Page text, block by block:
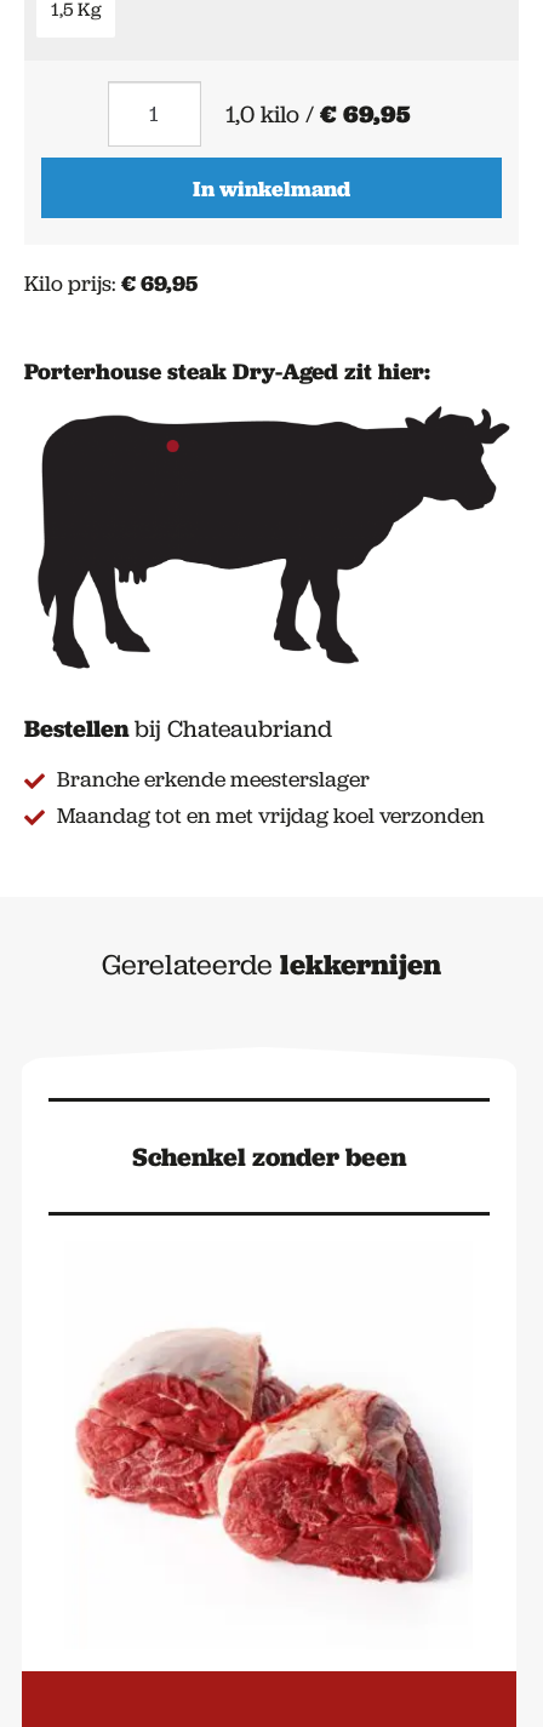
1,5 Kg
1,0 kilo /€ 69,95
steak
Dry-
aantal
In winkelmand
Kilo prijs:€ 69,95
Porterhouse steak Dry-Aged zit hier:
Bestellenbij Chateaubriand
Branche erkende meesterslager
Maandag tot en met vrijdag koel verzonden
Gerelateerde lekkernijen
Schenkel zonder been